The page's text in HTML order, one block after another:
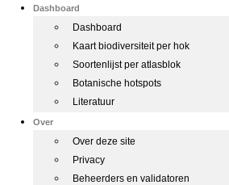
Dashboard
Dashboard
Kaart biodiversiteit per hok
Soortenlijst per atlasblok
Botanische hotspots
Literatuur
Over
Over deze site
Privacy
Beheerders en validatoren